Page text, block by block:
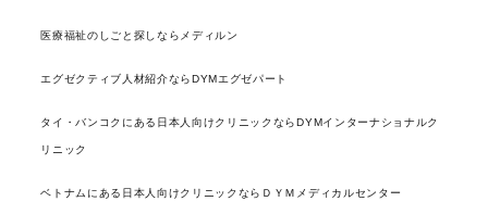
医療福祉のしごと探しならメディルン
エグゼクティブ人材紹介ならDYMエグゼパート
タイ・バンコクにある日本人向けクリニックならDYMインターナショナルク
リニック
ベトナムにある日本人向けクリニックならＤＹＭメディカルセンター